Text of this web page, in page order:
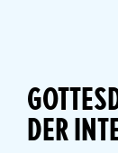
DER